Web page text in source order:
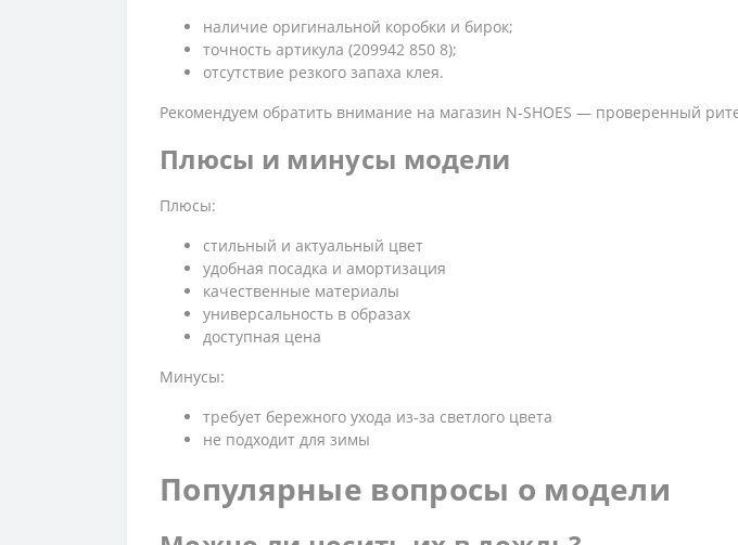
наличие оригинальной коробки и бирок;
точность артикула (209942 850 8);
отсутствие резкого запаха клея.
Рекомендуем обратить внимание на магазин N-SHOES — проверенный
Плюсы и минусы модели
Плюсы:
стильный и актуальный цвет
удобная посадка и амортизация
качественные материалы
универсальность в образах
доступная цена
Минусы:
требует бережного ухода из-за светлого цвета
не подходит для зимы
Популярные вопросы о модели